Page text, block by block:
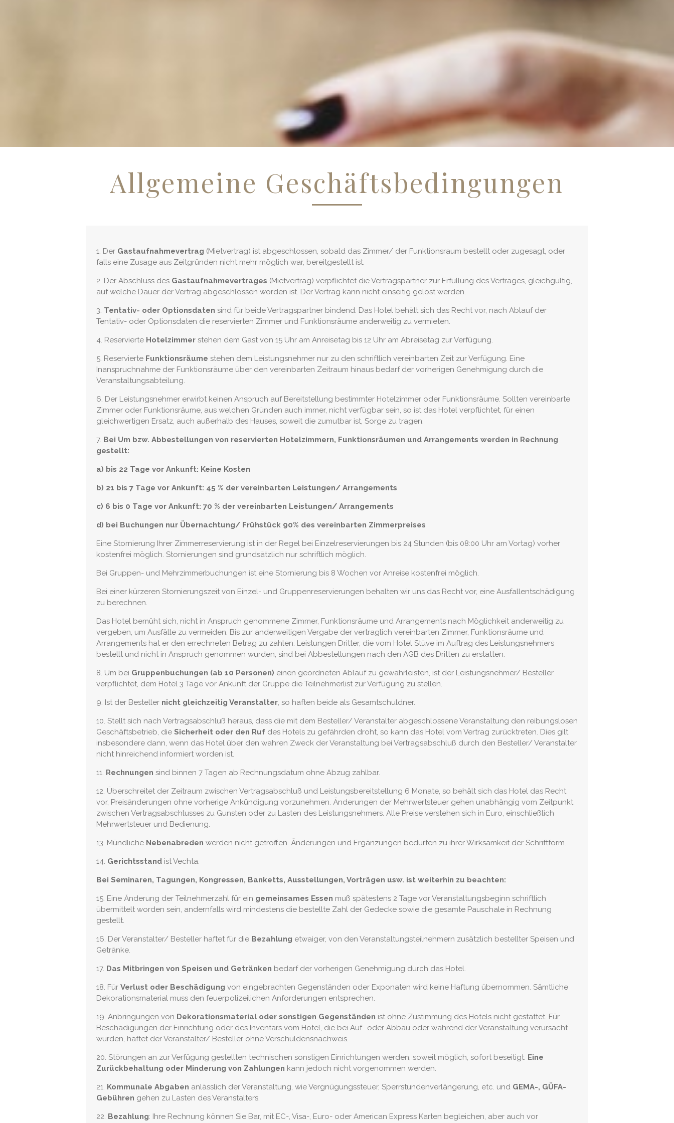
Sport & Freizeit
Tagungen
Lage & Anfahrt
Allgemeine Anfragen
Allgemeine Geschäftsbedingungen
1. Der Gastaufnahmevertrag (Mietvertrag) ist abgeschlossen, sobald das Zimmer/ der Funktionsraum bestellt oder zugesagt, oder
falls eine Zusage aus Zeitgründen nicht mehr möglich war, bereitgestellt ist.
2. Der Abschluss des Gastaufnahmevertrages (Mietvertrag) verpflichtet die Vertragspartner zur Erfüllung des Vertrages, gleichgültig,
auf welche Dauer der Vertrag abgeschlossen worden ist. Der Vertrag kann nicht einseitig gelöst werden.
3. Tentativ- oder Optionsdaten sind für beide Vertragspartner bindend. Das Hotel behält sich das Recht vor, nach Ablauf der
Tentativ- oder Optionsdaten die reservierten Zimmer und Funktionsräume anderweitig zu vermieten.
4. Reservierte Hotelzimmer stehen dem Gast von 15 Uhr am Anreisetag bis 12 Uhr am Abreisetag zur Verfügung.
5. Reservierte Funktionsräume stehen dem Leistungsnehmer nur zu den schriftlich vereinbarten Zeit zur Verfügung. Eine
Inanspruchnahme der Funktionsräume über den vereinbarten Zeitraum hinaus bedarf der vorherigen Genehmigung durch die
Veranstaltungsabteilung.
6. Der Leistungsnehmer erwirbt keinen Anspruch auf Bereitstellung bestimmter Hotelzimmer oder Funktionsräume. Sollten vereinbarte
Zimmer oder Funktionsräume, aus welchen Gründen auch immer, nicht verfügbar sein, so ist das Hotel verpflichtet, für einen
gleichwertigen Ersatz, auch außerhalb des Hauses, soweit die zumutbar ist, Sorge zu tragen.
7. Bei Um bzw. Abbestellungen von reservierten Hotelzimmern, Funktionsräumen und Arrangements werden in Rechnung
gestellt:
a) bis 22 Tage vor Ankunft: Keine Kosten
b) 21 bis 7 Tage vor Ankunft: 45 % der vereinbarten Leistungen/ Arrangements
c) 6 bis 0 Tage vor Ankunft: 70 % der vereinbarten Leistungen/ Arrangements
d) bei Buchungen nur Übernachtung/ Frühstück 90% des vereinbarten Zimmerpreises
Eine Stornierung Ihrer Zimmerreservierung ist in der Regel bei Einzelreservierungen bis 24 Stunden (bis 08:00 Uhr am Vortag) vorher
kostenfrei möglich. Stornierungen sind grundsätzlich nur schriftlich möglich.
Bei Gruppen- und Mehrzimmerbuchungen ist eine Stornierung bis 8 Wochen vor Anreise kostenfrei möglich.
Bei einer kürzeren Stornierungszeit von Einzel- und Gruppenreservierungen behalten wir uns das Recht vor, eine Ausfallentschädigung
zu berechnen.
Das Hotel bemüht sich, nicht in Anspruch genommene Zimmer, Funktionsräume und Arrangements nach Möglichkeit anderweitig zu
vergeben, um Ausfälle zu vermeiden. Bis zur anderweitigen Vergabe der vertraglich vereinbarten Zimmer, Funktionsräume und
Arrangements hat er den errechneten Betrag zu zahlen. Leistungen Dritter, die vom Hotel Stüve im Auftrag des Leistungsnehmers
bestellt und nicht in Anspruch genommen wurden, sind bei Abbestellungen nach den AGB des Dritten zu erstatten.
8. Um bei Gruppenbuchungen (ab 10 Personen) einen geordneten Ablauf zu gewährleisten, ist der Leistungsnehmer/ Besteller
verpflichtet, dem Hotel 3 Tage vor Ankunft der Gruppe die Teilnehmerlist zur Verfügung zu stellen.
9. Ist der Besteller nicht gleichzeitig Veranstalter, so haften beide als Gesamtschuldner.
10. Stellt sich nach Vertragsabschluß heraus, dass die mit dem Besteller/ Veranstalter abgeschlossene Veranstaltung den reibungslosen
Geschäftsbetrieb, die Sicherheit oder den Ruf des Hotels zu gefährden droht, so kann das Hotel vom Vertrag zurücktreten. Dies gilt
insbesondere dann, wenn das Hotel über den wahren Zweck der Veranstaltung bei Vertragsabschluß durch den Besteller/ Veranstalter
nicht hinreichend informiert worden ist.
11. Rechnungen sind binnen 7 Tagen ab Rechnungsdatum ohne Abzug zahlbar.
12. Überschreitet der Zeitraum zwischen Vertragsabschluß und Leistungsbereitstellung 6 Monate, so behält sich das Hotel das Recht
vor, Preisänderungen ohne vorherige Ankündigung vorzunehmen. Änderungen der Mehrwertsteuer gehen unabhängig vom Zeitpunkt
zwischen Vertragsabschlusses zu Gunsten oder zu Lasten des Leistungsnehmers. Alle Preise verstehen sich in Euro, einschließlich
Mehrwertsteuer und Bedienung.
13. Mündliche Nebenabreden werden nicht getroffen. Änderungen und Ergänzungen bedürfen zu ihrer Wirksamkeit der Schriftform.
14. Gerichtsstand ist Vechta.
Bei Seminaren, Tagungen, Kongressen, Banketts, Ausstellungen, Vorträgen usw. ist weiterhin zu beachten:
15. Eine Änderung der Teilnehmerzahl für ein gemeinsames Essen muß spätestens 2 Tage vor Veranstaltungsbeginn schriftlich
übermittelt worden sein, andernfalls wird mindestens die bestellte Zahl der Gedecke sowie die gesamte Pauschale in Rechnung
gestellt.
16. Der Veranstalter/ Besteller haftet für die Bezahlung etwaiger, von den Veranstaltungsteilnehmern zusätzlich bestellter Speisen und
Getränke.
17. Das Mitbringen von Speisen und Getränken bedarf der vorherigen Genehmigung durch das Hotel.
18. Für Verlust oder Beschädigung von eingebrachten Gegenständen oder Exponaten wird keine Haftung übernommen. Sämtliche
Dekorationsmaterial muss den feuerpolizeilichen Anforderungen entsprechen.
19. Anbringungen von Dekorationsmaterial oder sonstigen Gegenständen ist ohne Zustimmung des Hotels nicht gestattet. Für
Beschädigungen der Einrichtung oder des Inventars vom Hotel, die bei Auf- oder Abbau oder während der Veranstaltung verursacht
wurden, haftet der Veranstalter/ Besteller ohne Verschuldensnachweis.
20. Störungen an zur Verfügung gestellten technischen sonstigen Einrichtungen werden, soweit möglich, sofort beseitigt. Eine
Zurückbehaltung oder Minderung von Zahlungen kann jedoch nicht vorgenommen werden.
21. Kommunale Abgaben anlässlich der Veranstaltung, wie Vergnügungssteuer, Sperrstundenverlängerung, etc. und GEMA-, GÜFA-
Gebühren gehen zu Lasten des Veranstalters.
22. Bezahlung: Ihre Rechnung können Sie Bar, mit EC-, Visa-, Euro- oder American Express Karten begleichen, aber auch vor